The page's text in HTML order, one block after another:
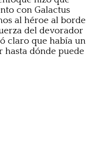
con Galactus
al héroe al borde
del devorador
claro que había un
dónde puede